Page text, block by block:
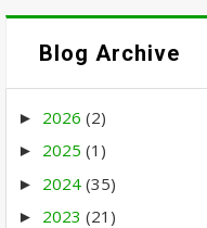
Blog Archive
► 2026 (2)
► 2025 (1)
► 2024 (35)
► 2023 (21)